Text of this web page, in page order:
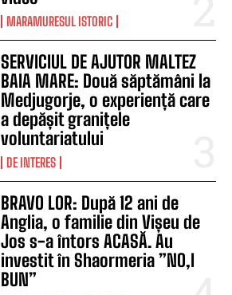
MARAMURESUL ISTORIC
SERVICIUL DE AJUTOR MALTEZ
BAIA MARE: Două săptămâni la
Medjugorje, o experiență care
a depășit granițele
voluntariatului
DE INTERES
BRAVO LOR: După 12 ani de
Anglia, o familie din Vișeu de
Jos s-a întors ACASĂ. Au
investit în Shaormeria ”NO,I
BUN”